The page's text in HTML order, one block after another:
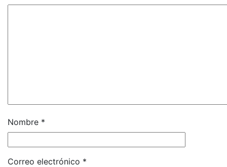
Nombre *
Correo electrónico *